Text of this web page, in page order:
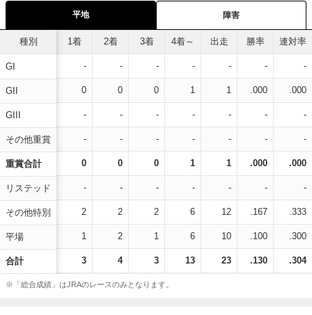
平地 障害
種別
GI
GII
GIII
その他重賞
重賞合計
リステッド
その他特別
平場
合計
1着 2着 3着 4着～ 出走 勝率 連対率
- - - - - - -
0 0 0 1 1 .000 .000
- - - - - - -
- - - - - - -
0 0 0 1 1 .000 .000
- - - - - - -
2 2 2 6 12 .167 .333
1 2 1 6 10 .100 .300
3 4 3 13 23 .130 .304
※「総合成績」はJRAのレースのみとなります。